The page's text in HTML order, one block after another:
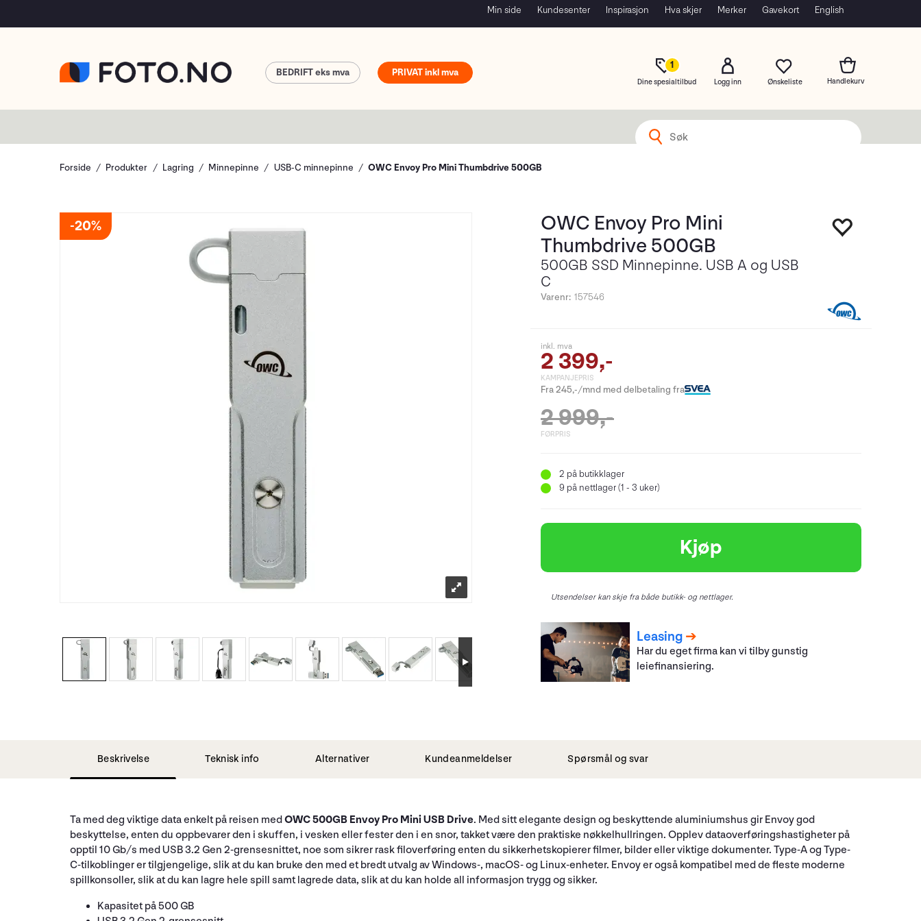
Min side Kundesenter Inspirasjon Hva skjer Merker Gavekort English
1
Dine spesialtilbud Logg inn
PRIVAT
BEDRIFT
Forside Produkter Lagring Minnepinne USB-C minnepinne OWC Envoy Pro Mini Thumbdrive 500GB
20%
OWC Envoy Pro Mini
Thumbdrive 500GB
500GB SSD Minnepinne. USB A og USB
C
Varenr: 157546
inkl. mva
2 399,-
KAMPANJEPRIS
Fra 245,-/mnd med delbetaling fra
2 999,-
FØRPRIS
2 på butikklager
9 på nettlager (1 - 3 uker)
Kjøp
Utsendelser kan skje fra både butikk- og nettlager.
Leasing
Har du eget firma kan vi tilby gunstig
leiefinansiering.
Beskrivelse Teknisk info Alternativer Kundeanmeldelser Spørsmål og svar
Ta med deg viktige data enkelt på reisen medOWC 500GB Envoy Pro Mini USB Drive. Med sitt elegante design og beskyttende aluminiumshus gir Envoy god
beskyttelse, enten du oppbevarer den i skuffen, i vesken eller fester den i en snor, takket være den praktiske nøkkelhullringen. Opplev dataoverføringshastigheter på
opptil 10 Gb/s med USB 3.2 Gen 2-grensesnittet, noe som sikrer rask filoverføring enten du sikkerhetskopierer filmer, bilder eller viktige dokumenter. Type-A og Type-
C-tilkoblinger er tilgjengelige, slik at du kan bruke den med et bredt utvalg av Windows-, macOS- og Linux-enheter. Envoy er også kompatibel med de fleste moderne
spillkonsoller, slik at du kan lagre hele spill samt lagrede data, slik at du kan holde all informasjon trygg og sikker.
Kapasitet på 500 GB